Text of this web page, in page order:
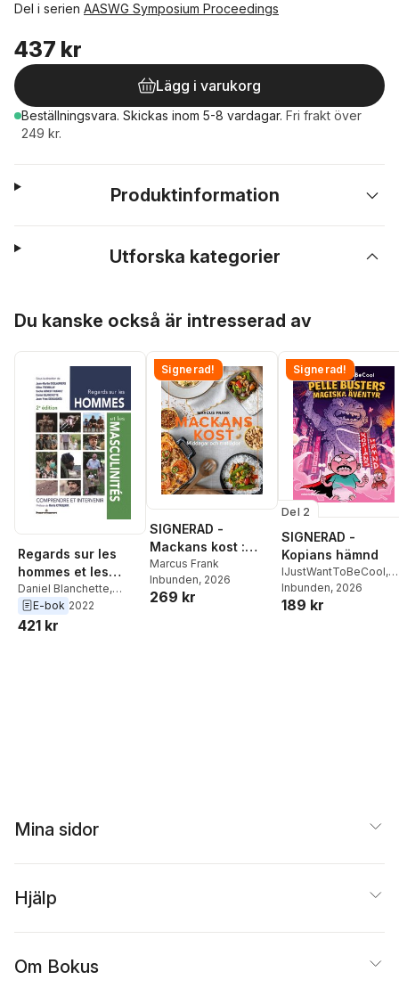
Del i serien AASWG Symposium Proceedings
437 kr
Lägg i varukorg
Beställningsvara. Skickas inom 5-8 vardagar. Fri frakt över
249 kr.
Produktinformation
Utforska kategorier
Du kanske också är intresserad av
Regards sur les
hommes et les
masculinités
Daniel Blanchette,
Sacha Genest Dufault
Jean-Martin
E-bok 2022
421 kr
Signerad!
SIGNERAD -
Mackans kost :
Middagar och
matlådor
Marcus Frank
Inbunden, 2026
269 kr
Signerad!
Del 2
SIGNERAD -
Kopians hämnd
IJustWantToBeCool,
Joel Adolphson
Ejdemo Beer
Inbunden, 2026
189 kr
Mina sidor
Hjälp
Om Bokus